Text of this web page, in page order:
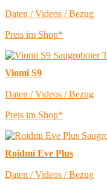
Daten / Videos / Bezug
Preis im Shop*
Viomi S9
Daten / Videos / Bezug
Preis im Shop*
Roidmi Eve Plus
Daten / Videos / Bezug